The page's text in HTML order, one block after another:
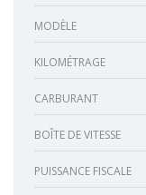
MODÈLE
KILOMÉTRAGE
CARBURANT
BOÎTE DE VITESSE
PUISSANCE FISCALE